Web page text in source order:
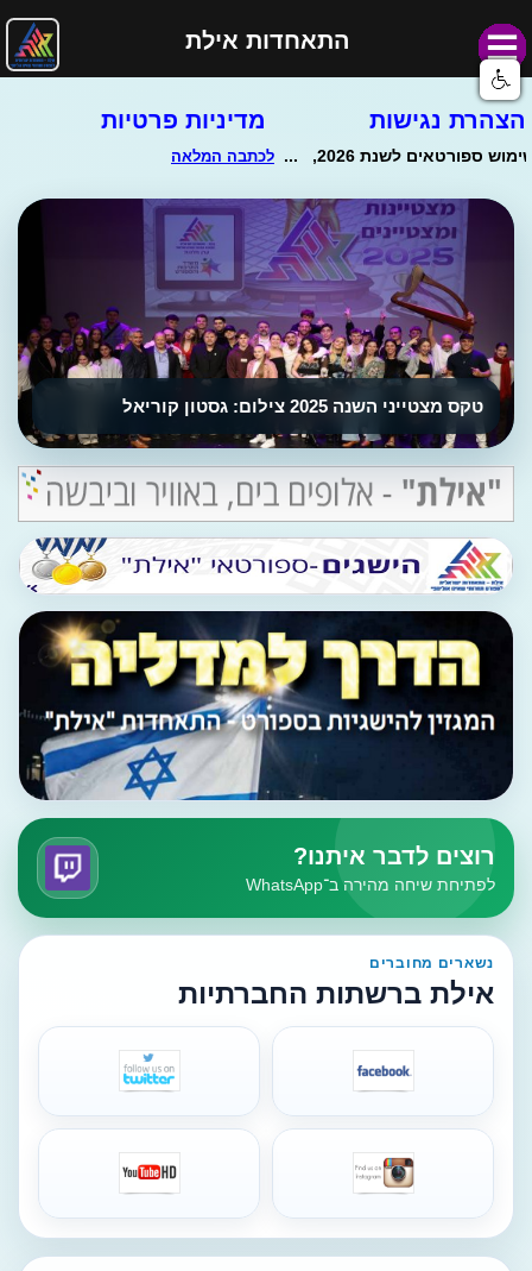
התאחדות אילת
הצהרת נגישות מדיניות פרטיות
טקס מצטייני השנה 2025 צילום: גסטון קוריאל
רוצים לדבר איתנו?
לפתיחת שיחה מהירה ב־WhatsApp
נשארים מחוברים
אילת ברשתות החברתיות